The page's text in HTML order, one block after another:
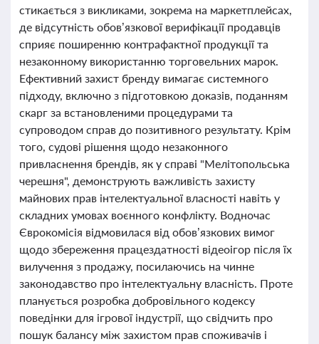
стикається з викликами, зокрема на маркетплейсах,
де відсутність обов’язкової верифікації продавців
сприяє поширенню контрафактної продукції та
незаконному використанню торговельних марок.
Ефективний захист бренду вимагає системного
підходу, включно з підготовкою доказів, поданням
скарг за встановленими процедурами та
супроводом справ до позитивного результату. Крім
того, судові рішення щодо незаконного
привласнення брендів, як у справі "Мелітопольська
черешня", демонструють важливість захисту
майнових прав інтелектуальної власності навіть у
складних умовах воєнного конфлікту. Водночас
Єврокомісія відмовилася від обов’язкових вимог
щодо збереження працездатності відеоігор після їх
вилучення з продажу, посилаючись на чинне
законодавство про інтелектуальну власність. Проте
планується розробка добровільного кодексу
поведінки для ігрової індустрії, що свідчить про
пошук балансу між захистом прав споживачів і